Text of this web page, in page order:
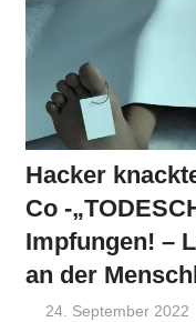
Hacker
Co -
Impfungen! –
an der
24. September 2022